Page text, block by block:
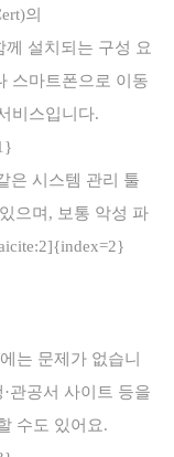
의
께 설치되는 구성 요
스마트폰으로 이동
비스입니다.
은 시스템 관리 툴
으며, 보통 악성 파
는 문제가 없습니
관공서 사이트 등을
수도 있어요.